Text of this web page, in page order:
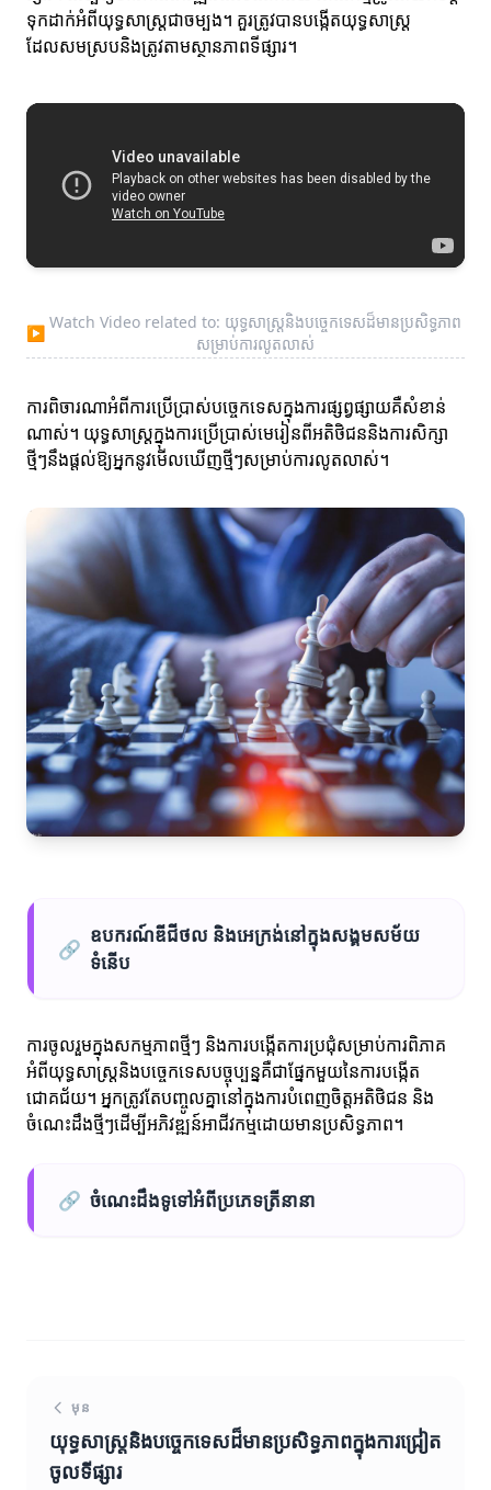
ទុកដាក់អំពីយុទ្ធសាស្រ្តជាចម្បង។ គួរត្រូវបានបង្កើតយុទ្ធសាស្រ្ត
ដែលសមស្របនិងត្រូវតាមស្ថានភាពទីផ្សារ។
▶
Watch Video related to: យុទ្ធសាស្រ្តនិងបច្ចេកទេសដ៏មានប្រសិទ្ធភាព
សម្រាប់ការលូតលាស់
ការពិចារណាអំពីការប្រើប្រាស់បច្ចេកទេសក្នុងការផ្សព្វផ្សាយគឺសំខាន់
ណាស់។ យុទ្ធសាស្រ្តក្នុងការប្រើប្រាស់មេរៀនពីអតិថិជននិងការសិក្សា
ថ្មីៗនឹងផ្តល់ឱ្យអ្នកនូវមើលឃើញថ្មីៗសម្រាប់ការលូតលាស់។
🔗
ឧបករណ៍ឌីជីថល និងអេក្រង់នៅក្នុងសង្គមសម័យ
ទំនើប
ការចូលរួមក្នុងសកម្មភាពថ្មីៗ និងការបង្កើតការប្រជុំសម្រាប់ការពិភាគ
អំពីយុទ្ធសាស្រ្តនិងបច្ចេកទេសបច្ចុប្បន្នគឺជាផ្នែកមួយនៃការបង្កើត
ជោគជ័យ។ អ្នកត្រូវតែបញ្ចូលគ្នានៅក្នុងការបំពេញចិត្តអតិថិជន និង
ចំណេះដឹងថ្មីៗដើម្បីអភិវឌ្ឍន៍អាជីវកម្មដោយមានប្រសិទ្ធភាព។
🔗 ចំណេះដឹងទូទៅអំពីប្រភេទត្រីនានា
មុន
យុទ្ធសាស្រ្តនិងបច្ចេកទេសដ៏មានប្រសិទ្ធភាពក្នុងការជ្រៀត
ចូលទីផ្សារ